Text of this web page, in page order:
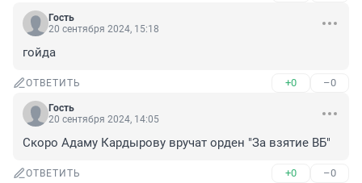
Гость
20 сентября 2024, 15:18
гойда
ОТВЕТИТЬ +0 –0
Гость
20 сентября 2024, 14:05
Скоро Адаму Кардырову вручат орден "За взятие ВБ"
ОТВЕТИТЬ +0 –0